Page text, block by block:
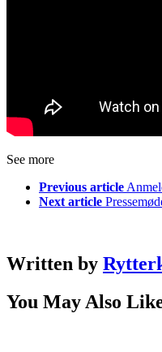
See more
Previous article
Next article
Written by
You May Also